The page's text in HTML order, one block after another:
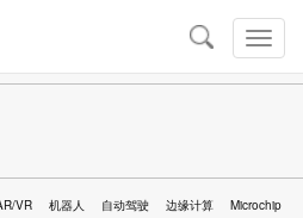
切
换
导
导
航
VR 机器人 自动驾驶 边缘计算 Microchip